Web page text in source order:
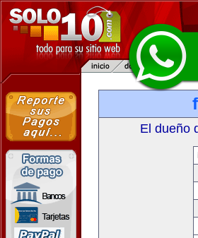
El dueño